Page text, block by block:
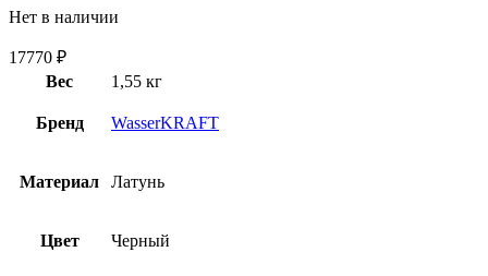
Нет в наличии
17770 ₽
Вес
1,55 кг
Бренд WasserKRAFT
Материал Латунь
Цвет Черный